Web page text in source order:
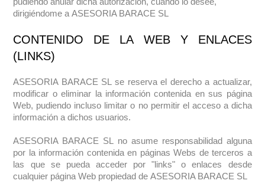
dirigiéndome aASESORIA BARACE SL
CONTENIDO DE LA WEB Y ENLACES
(LINKS)
ASESORIA BARACE SL se reserva el derecho a actualizar,
modificar o eliminar la información contenida en sus página
Web, pudiendo incluso limitar o no permitir el acceso a dicha
información a dichos usuarios.
ASESORIA BARACE SL no asume responsabilidad alguna
por la información contenida en páginas Webs de terceros a
las que se pueda acceder por "links" o enlaces desde
cualquier página Web propiedad deASESORIA BARACE SL